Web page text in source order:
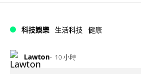
科技娛樂 生活科技 健康
Lawton 10 小時